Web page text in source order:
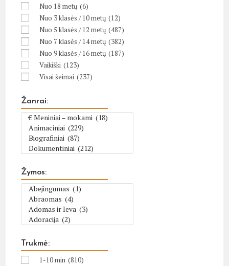
Nuo 18 metų (6)
Nuo 3 klasės / 10 metų (12)
Nuo 5 klasės / 12 metų (487)
Nuo 7 klasės / 14 metų (382)
Nuo 9 klasės / 16 metų (187)
Vaikiški (123)
Visai šeimai (237)
Žanrai:
Žymos:
Trukmė:
1-10 min (810)